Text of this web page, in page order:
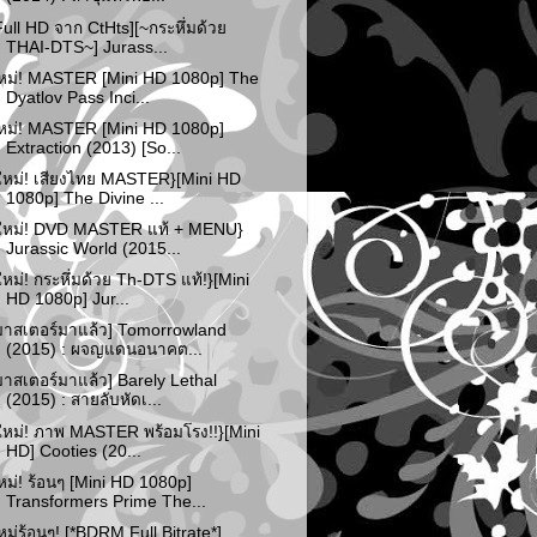
HD จาก CtHts][~กระหึ่มด้วย
THAI-DTS~] Jurass...
ม่! MASTER [Mini HD 1080p] The
Dyatlov Pass Inci...
ม่! MASTER [Mini HD 1080p]
Extraction (2013) [So...
ม่! เสียงไทย MASTER}[Mini HD
1080p] The Divine ...
หม่! DVD MASTER แท้ + MENU}
Jurassic World (2015...
หม่! กระหึ่มด้วย Th-DTS แท้!}[Mini
HD 1080p] Jur...
สเตอร์มาแล้ว] Tomorrowland
(2015) : ผจญแดนอนาคต...
สเตอร์มาแล้ว] Barely Lethal
(2015) : สายลับหัดเ...
หม่! ภาพ MASTER พร้อมโรง!!}[Mini
HD] Cooties (20...
ม่! ร้อนๆ [Mini HD 1080p]
Transformers Prime The...
ม่ร้อนๆ! [*BDRM Full Bitrate*]